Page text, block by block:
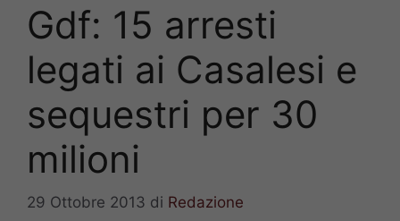
Gdf: 15 arresti
legati ai Casalesi e
sequestri per 30
milioni
29 Ottobre 2013 di Redazione